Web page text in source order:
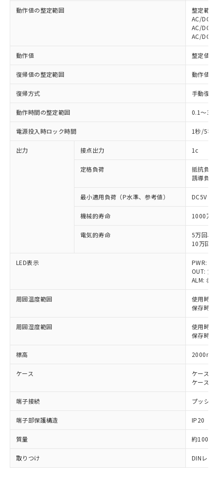
動作値の整定範囲
整定範囲
AC/DC1
AC/DC3
AC/
動作値 整定値
復帰値の整定範囲 動作値
復帰方式 手動復
動作時間の整定範囲 0.1～30
電源投入時ロック時間 1秒/5秒(
出力 接点出力 1c
定格負荷
抵抗負荷
誘導負荷
最小適用負荷（P水準、参考値） DC5V
機械的寿命 1000万
電気的寿命
5万回以
10万回
LED表示
PWR: 緑
OUT: 黄
ALM: 赤
周囲温度範囲
使用時: -
保存時: -
周囲湿度範囲
使用時:
保存時:
標高 2000m
ケース
ケース色
ケース材
端子接続 プッシ
端子部保護構造 IP20
質量 約100g
取りつけ DINレー
当社制御機器事業取扱商品の中には、
本サービスの対象外となる商品もある
タに基づき作成されるものであり、閲
す。
商品です。
非該当品：ライセンス料など無形物で、有
仕入先様の事情により、非含有部品として
鉛(Pb) 1000ppm以下、 水銀(Hg) 1000ppm以下、 カド
「○」：最大均質材料含有率が中国RoHSの
「×」：最大均質材料含有率が中国RoHSの
記
説明